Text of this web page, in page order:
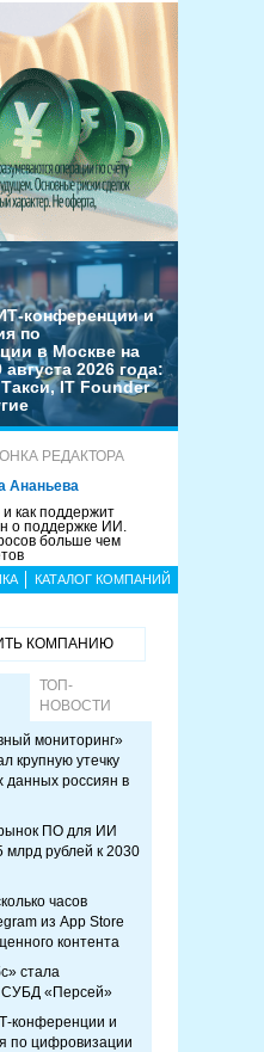
конференции и
по
в Москве на
августа 2026 года:
IT Founder
РЕДАКТОРА
Ананьева
и как поддержит
о поддержке ИИ.
больше чем
КАТАЛОГ КОМПАНИЙ
КОМПАНИЮ
ТОП-
НОВОСТИ
мониторинг»
крупную утечку
данных россиян в
ПО для ИИ
млрд рублей к 2030
часов
из App Store
контента
стала
СУБД «Персей»
конференции и
по цифровизации